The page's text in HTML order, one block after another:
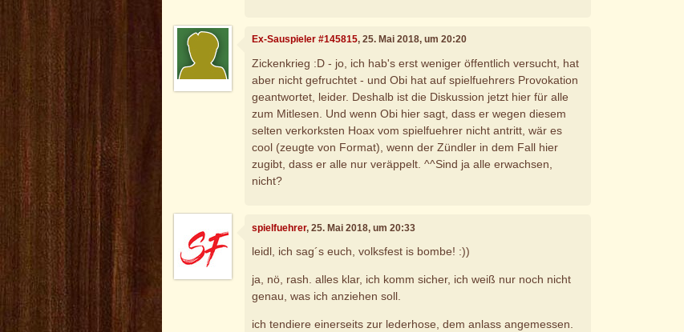
Ex-Sauspieler #145815, 25. Mai 2018, um 20:20
Zickenkrieg :D - jo, ich hab's erst weniger öffentlich versucht, hat
aber nicht gefruchtet - und Obi hat auf spielfuehrers Provokation
geantwortet, leider. Deshalb ist die Diskussion jetzt hier für alle
zum Mitlesen. Und wenn Obi hier sagt, dass er wegen diesem
selten verkorksten Hoax vom spielfuehrer nicht antritt, wär es
cool (zeugte von Format), wenn der Zündler in dem Fall hier
zugibt, dass er alle nur veräppelt. ^^Sind ja alle erwachsen,
nicht?
spielfuehrer, 25. Mai 2018, um 20:33
leidl, ich sag´s euch, volksfest is bombe! :))
ja, nö, rash. alles klar, ich komm sicher, ich weiß nur noch nicht
genau, was ich anziehen soll.
ich tendiere einerseits zur lederhose, dem anlass angemessen.